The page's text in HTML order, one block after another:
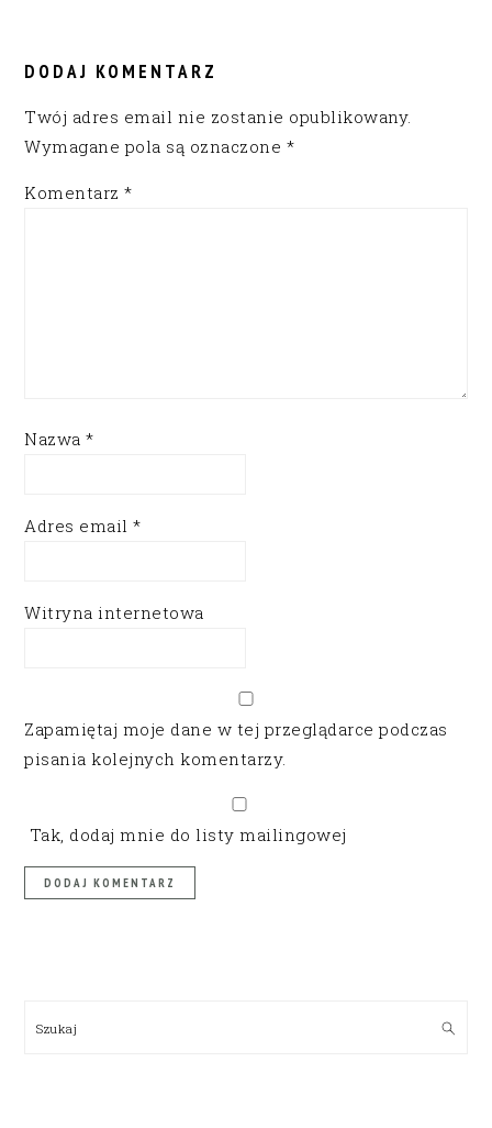
DODAJ KOMENTARZ
Twój adres email nie zostanie opublikowany.
Wymagane pola są oznaczone *
Komentarz*
Nazwa*
Adres email*
Witryna internetowa
Zapamiętaj moje dane w tej przeglądarce podczas
pisania kolejnych komentarzy.
Tak, dodaj mnie do listy mailingowej
Szukaj